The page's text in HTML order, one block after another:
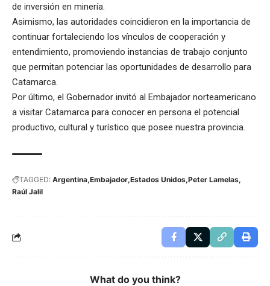
de inversión en minería.
Asimismo, las autoridades coincidieron en la importancia de
continuar fortaleciendo los vínculos de cooperación y
entendimiento, promoviendo instancias de trabajo conjunto
que permitan potenciar las oportunidades de desarrollo para
Catamarca.
Por último, el Gobernador invitó al Embajador norteamericano
a visitar Catamarca para conocer en persona el potencial
productivo, cultural y turístico que posee nuestra provincia.
TAGGED: Argentina Embajador Estados Unidos Peter Lamelas
Raúl Jalil
What do you think?